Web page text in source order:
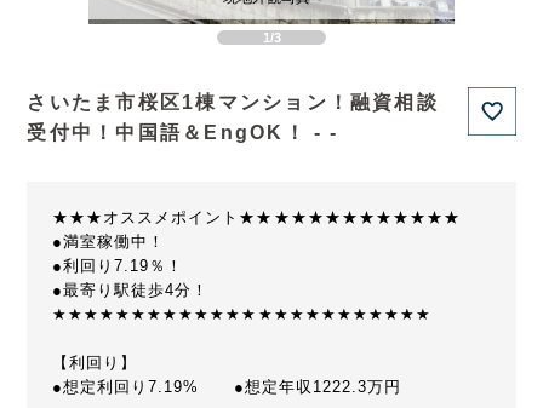
1/3
さいたま市桜区1棟マンション！融資相談
受付中！中国語＆EngOK！ - -
★★★オススメポイント★★★★★★★★★★★★★
●満室稼働中！
●利回り7.19％！
●最寄り駅徒歩4分！
★★★★★★★★★★★★★★★★★★★★★★★★
【利回り】
●想定利回り7.19% ●想定年収1222.3万円